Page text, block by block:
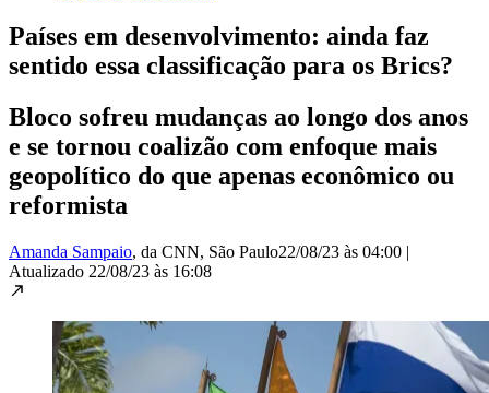
Países em desenvolvimento: ainda faz
sentido essa classificação para os Brics?
Bloco sofreu mudanças ao longo dos anos
e se tornou coalizão com enfoque mais
geopolítico do que apenas econômico ou
reformista
Amanda Sampaio, da CNN, São Paulo22/08/23 às 04:00 |
Atualizado 22/08/23 às 16:08